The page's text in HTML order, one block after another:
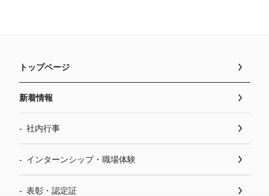
トップページ
新着情報
社内行事
インターンシップ・職場体験
表彰・認定証